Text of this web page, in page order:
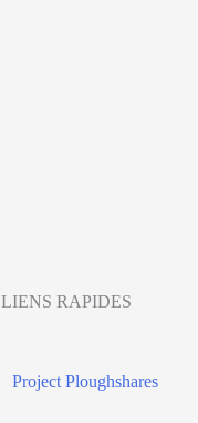
LIENS RAPIDES
Project Ploughshares